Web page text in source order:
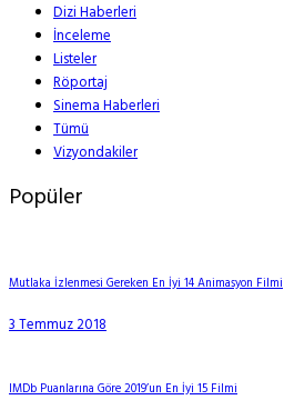
Dizi Haberleri
İnceleme
Listeler
Röportaj
Sinema Haberleri
Tümü
Vizyondakiler
Popüler
Mutlaka İzlenmesi Gereken En İyi 14 Animasyon Filmi
3 Temmuz 2018
IMDb Puanlarına Göre 2019’un En İyi 15 Filmi